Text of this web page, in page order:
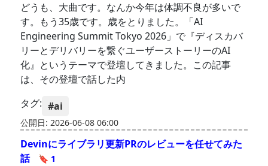
どうも、大曲です。なんか今年は体調不良が多いで
す。もう35歳です。歳をとりました。「AI
Engineering Summit Tokyo 2026」で『ディスカバ
リーとデリバリーを繋ぐユーザーストーリーのAI
化』というテーマで登壇してきました。この記事
は、その登壇で話した内
タグ: #ai
公開日: 2026-06-08 06:00
Devinにライブラリ更新PRのレビューを任せてみた
話
🔖 1